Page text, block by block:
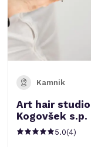
Kamnik
Art hair
Kogovšek s.p.
5.0(4)